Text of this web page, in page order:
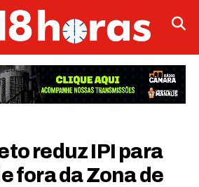
reduz IPI para
fora da Zona de